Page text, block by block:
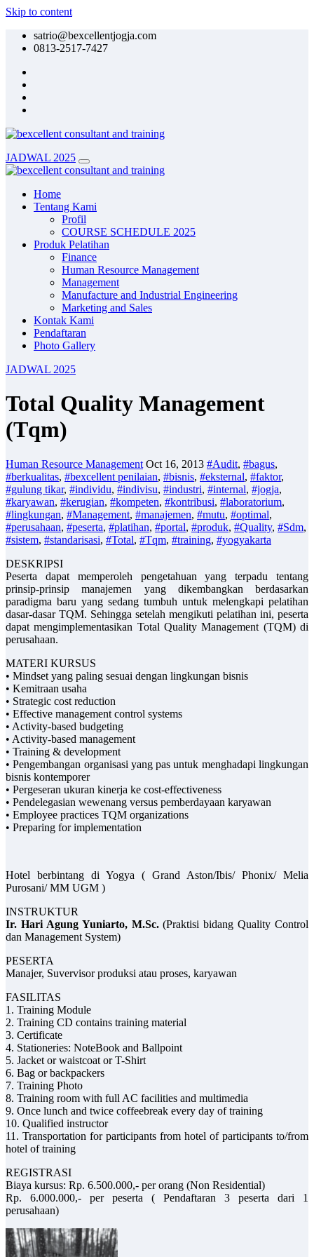
Skip to content
satrio@bexcellentjogja.com
0813-2517-7427
JADWAL 2025
Home
Tentang Kami
Profil
COURSE SCHEDULE 2025
Produk Pelatihan
Finance
Human Resource Management
Management
Manufacture and Industrial Engineering
Marketing and Sales
Kontak Kami
Pendaftaran
Photo Gallery
JADWAL 2025
Total Quality Management
(Tqm)
Human Resource Management Oct 16, 2013 #Audit, #bagus,
#berkualitas, #bexcellent penilaian, #bisnis, #eksternal, #faktor,
#gulung tikar, #individu, #indivisu, #industri, #internal, #jogja,
#karyawan, #kerugian, #kompeten, #kontribusi, #laboratorium,
#lingkungan, #Management, #manajemen, #mutu, #optimal,
#perusahaan, #peserta, #platihan, #portal, #produk, #Quality, #Sdm,
#sistem, #standarisasi, #Total, #Tqm, #training, #yogyakarta
DESKRIPSI
Peserta dapat memperoleh pengetahuan yang terpadu tentang
prinsip-prinsip manajemen yang dikembangkan berdasarkan
paradigma baru yang sedang tumbuh untuk melengkapi pelatihan
dasar-dasar TQM. Sehingga setelah mengikuti pelatihan ini, peserta
dapat mengimplementasikan Total Quality Management (TQM) di
perusahaan.
MATERI KURSUS
• Mindset yang paling sesuai dengan lingkungan bisnis
• Kemitraan usaha
• Strategic cost reduction
• Effective management control systems
• Activity-based budgeting
• Activity-based management
• Training & development
• Pengembangan organisasi yang pas untuk menghadapi lingkungan
bisnis kontemporer
• Pergeseran ukuran kinerja ke cost-effectiveness
• Pendelegasian wewenang versus pemberdayaan karyawan
• Employee practices TQM organizations
• Preparing for implementation
Hotel berbintang di Yogya ( Grand Aston/Ibis/ Phonix/ Melia
Purosani/ MM UGM )
INSTRUKTUR
Ir. Hari Agung Yuniarto, M.Sc.(Praktisi bidang Quality Control
dan Management System)
PESERTA
Manajer, Suvervisor produksi atau proses, karyawan
FASILITAS
1. Training Module
2. Training CD contains training material
3. Certificate
4. Stationeries: NoteBook and Ballpoint
5. Jacket or waistcoat or T-Shirt
6. Bag or backpackers
7. Training Photo
8. Training room with full AC facilities and multimedia
9. Once lunch and twice coffeebreak every day of training
10. Qualified instructor
11. Transportation for participants from hotel of participants to/from
hotel of training
REGISTRASI
Biaya kursus: Rp. 6.500.000,- per orang (Non Residential)
Rp. 6.000.000,- per peserta ( Pendaftaran 3 peserta dari 1
perusahaan)